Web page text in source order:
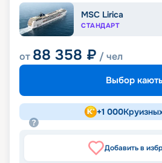
MSC Lirica
СТАНДАРТ
от 88 358 ₽ / чел
Выбор
+1 000
Добавить в